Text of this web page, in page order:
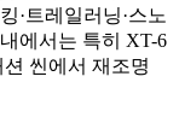
·트레일러닝·스노
에서는 특히 XT-6
씬에서 재조명